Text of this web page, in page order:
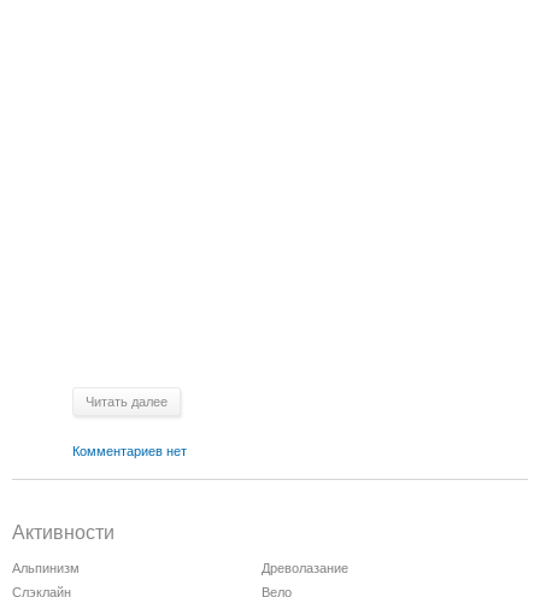
Читать далее
Комментариев нет
Активности
Альпинизм
Древолазание
Слэклайн
Вело